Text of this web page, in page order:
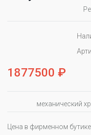
1877500 ₽
механический
Цена в фирменном